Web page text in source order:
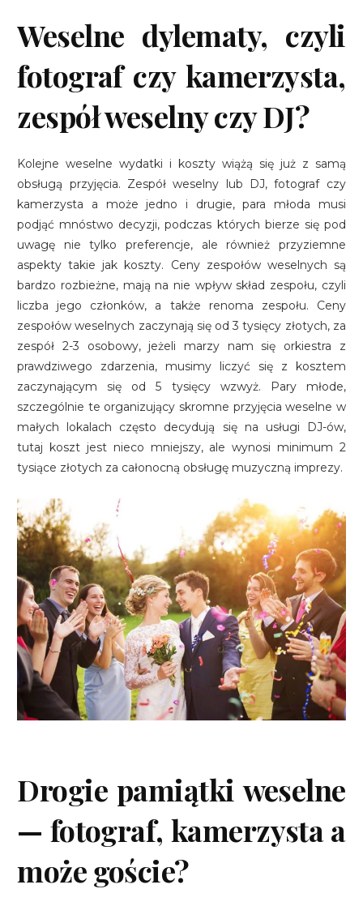
Weselne dylematy, czyli
fotograf czy kamerzysta,
zespół weselny czy DJ?
Kolejne weselne wydatki i koszty wiążą się już z samą
obsługą przyjęcia. Zespół weselny lub DJ, fotograf czy
kamerzysta a może jedno i drugie, para młoda musi
podjąć mnóstwo decyzji, podczas których bierze się pod
uwagę nie tylko preferencje, ale również przyziemne
aspekty takie jak koszty. Ceny zespołów weselnych są
bardzo rozbieżne, mają na nie wpływ skład zespołu, czyli
liczba jego członków, a także renoma zespołu. Ceny
zespołów weselnych zaczynają się od 3 tysięcy złotych, za
zespół 2-3 osobowy, jeżeli marzy nam się orkiestra z
prawdziwego zdarzenia, musimy liczyć się z kosztem
zaczynającym się od 5 tysięcy wzwyż. Pary młode,
szczególnie te organizujący skromne przyjęcia weselne w
małych lokalach często decydują się na usługi DJ-ów,
tutaj koszt jest nieco mniejszy, ale wynosi minimum 2
tysiące złotych za całonocną obsługę muzyczną imprezy.
Drogie pamiątki weselne
— fotograf, kamerzysta a
może goście?